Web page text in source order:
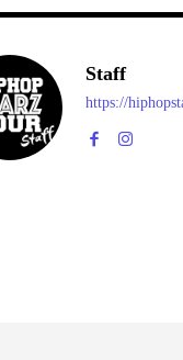
Staff
https://